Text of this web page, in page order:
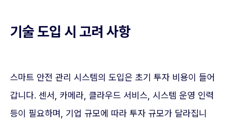
기술 도입 시 고려 사항
스마트 안전 관리 시스템의 도입은 초기 투자 비용이 들어
갑니다. 센서, 카메라, 클라우드 서비스, 시스템 운영 인력
등이 필요하며, 기업 규모에 따라 투자 규모가 달라집니